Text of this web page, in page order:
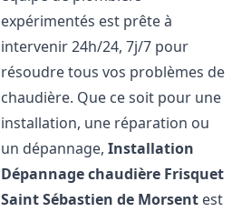
expérimentés est prête à
intervenir 24h/24, 7j/7 pour
résoudre tous vos problèmes de
chaudière. Que ce soit pour une
installation, une réparation ou
un dépannage,Installation
Dépannage chaudière Frisquet
Saint Sébastien de Morsent est